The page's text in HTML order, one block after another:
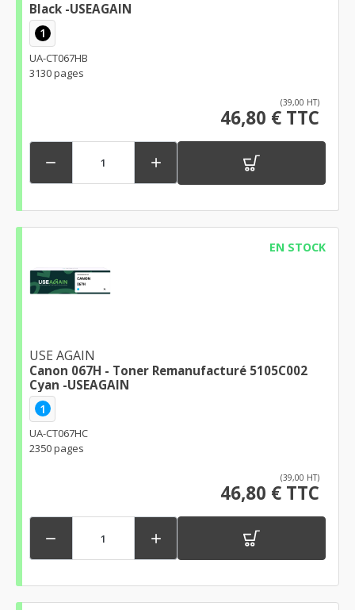
Black -USEAGAIN
1
UA-CT067HB
3130 pages
(39,00 HT)
46,80 € TTC
 
EN STOCK
USE AGAIN
Canon 067H - Toner Remanufacturé 5105C002
Cyan -USEAGAIN
1
UA-CT067HC
2350 pages
(39,00 HT)
46,80 € TTC
 